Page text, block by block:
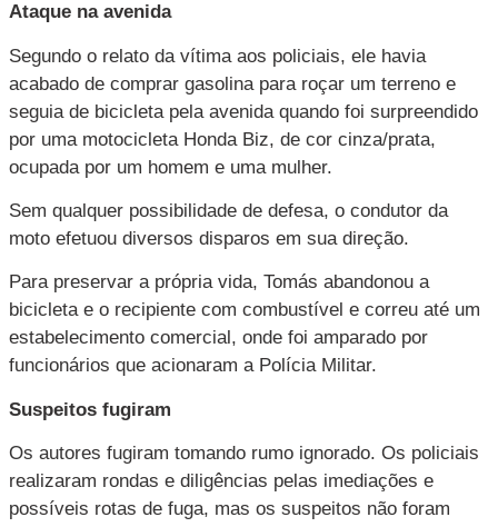
Ataque na avenida
Segundo o relato da vítima aos policiais, ele havia
acabado de comprar gasolina para roçar um terreno e
seguia de bicicleta pela avenida quando foi surpreendido
por uma motocicleta Honda Biz, de cor cinza/prata,
ocupada por um homem e uma mulher.
Sem qualquer possibilidade de defesa, o condutor da
moto efetuou diversos disparos em sua direção.
Para preservar a própria vida, Tomás abandonou a
bicicleta e o recipiente com combustível e correu até um
estabelecimento comercial, onde foi amparado por
funcionários que acionaram a Polícia Militar.
Suspeitos fugiram
Os autores fugiram tomando rumo ignorado. Os policiais
realizaram rondas e diligências pelas imediações e
possíveis rotas de fuga, mas os suspeitos não foram